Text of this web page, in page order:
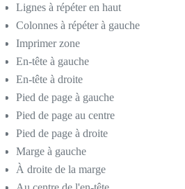
Lignes à répéter en haut
Colonnes à répéter à gauche
Imprimer zone
En-tête à gauche
En-tête à droite
Pied de page à gauche
Pied de page au centre
Pied de page à droite
Marge à gauche
À droite de la marge